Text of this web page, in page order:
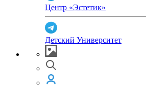
Центр «Эстетик»
Детский Университет